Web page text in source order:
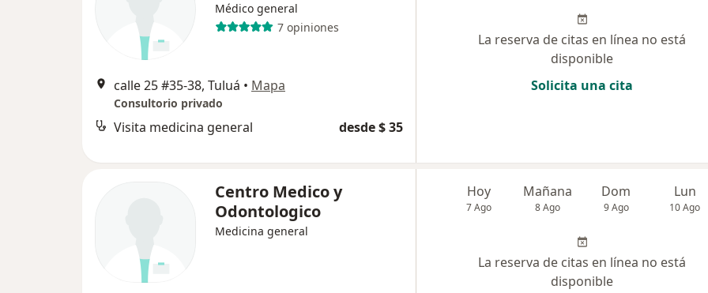
Médico general
7 opiniones
calle 25 #35-38, Tuluá • Mapa
Consultorio privado
Visita medicina general desde $ 35
La reserva de citas en línea no está
disponible
Solicita una cita
Centro Medico y
Odontologico
Medicina general
Hoy
7 Ago
Mañana
8 Ago
Dom
9 Ago
Lun
10 Ago
La reserva de citas en línea no está
disponible